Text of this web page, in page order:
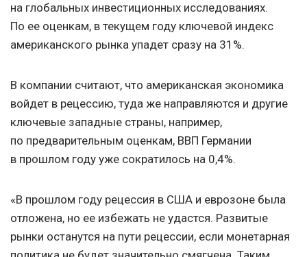
на глобальных инвестиционных исследованиях.
По ее оценкам, в текущем году ключевой индекс
американского рынка упадет сразу на 31%.
В компании считают, что американская экономика
войдет в рецессию, туда же направляются и другие
ключевые западные страны, например,
по предварительным оценкам, ВВП Германии
в прошлом году уже сократилось на 0,4%.
«В прошлом году рецессия в США и еврозоне была
отложена, но ее избежать не удастся. Развитые
рынки останутся на пути рецессии, если монетарная